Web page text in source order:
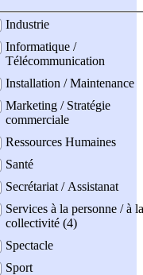
Industrie
Informatique /
Télécommunication
Installation / Maintenance
Marketing / Stratégie
commerciale
Ressources Humaines
Santé
Secrétariat / Assistanat
Services à la personne / à la
collectivité (4)
Spectacle
Sport